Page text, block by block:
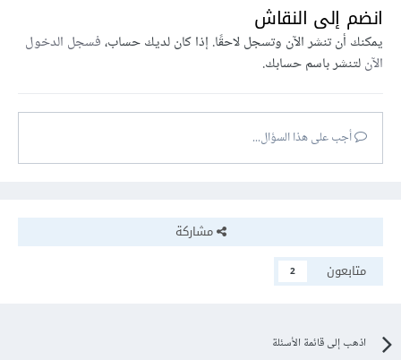
انضم إلى النقاش
يمكنك أن تنشر الآن وتسجل لاحقًا. إذا كان لديك حساب،فسجل الدخول
الآنلتنشر باسم حسابك.
أجب على هذا السؤال...
مشاركة
متابعون
2
اذهب إلى قائمة الأسئلة